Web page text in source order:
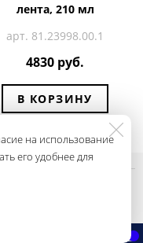
лента, 210 мл
арт. 81.23998.00.1
4830 руб.
В КОРЗИНУ
на использование
его удобнее для